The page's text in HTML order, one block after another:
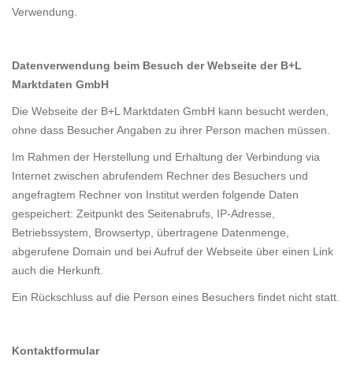
Verwendung.
Datenverwendung beim Besuch der Webseite der B+L
Marktdaten GmbH
Die Webseite der B+L Marktdaten GmbH kann besucht werden,
ohne dass Besucher Angaben zu ihrer Person machen müssen.
Im Rahmen der Herstellung und Erhaltung der Verbindung via
Internet zwischen abrufendem Rechner des Besuchers und
angefragtem Rechner von Institut werden folgende Daten
gespeichert: Zeitpunkt des Seitenabrufs, IP-Adresse,
Betriebssystem, Browsertyp, übertragene Datenmenge,
abgerufene Domain und bei Aufruf der Webseite über einen Link
auch die Herkunft.
Ein Rückschluss auf die Person eines Besuchers findet nicht statt.
Kontaktformular